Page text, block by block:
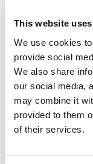
This website
We use cookies
provide social
We also share
our social media,
may combine it
provided to them
of their services.
Horario: Del primer al
Máquina de billetes
Consulta el mismo día
Pregunte en la oficina
Pregunte en el centro